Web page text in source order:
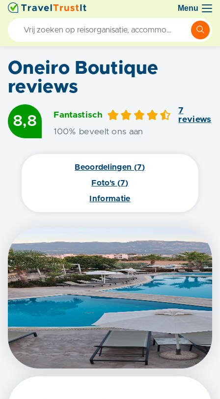
Menu
Oneiro Boutique
reviews
8,8 Fantastisch
7
reviews
100% beveelt ons aan
Beoordelingen (7)
Foto's (7)
Informatie